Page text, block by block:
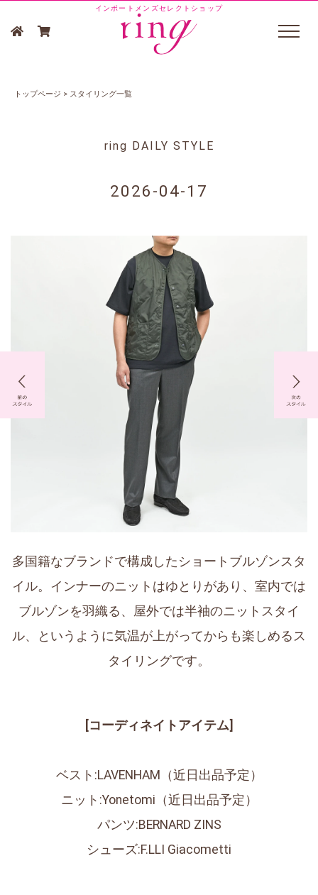
インポートメンズセレクトショップ
トップページ > スタイリング一覧
ring DAILY STYLE
2026-04-17
多国籍なブランドで構成したショートブルゾンスタ
イル。インナーのニットはゆとりがあり、室内では
ブルゾンを羽織る、屋外では半袖のニットスタイ
ル、というように気温が上がってからも楽しめるス
タイリングです。
[コーディネイトアイテム]
ベスト:LAVENHAM（近日出品予定）
ニット:Yonetomi（近日出品予定）
パンツ:BERNARD ZINS
シューズ:F.LLI Giacometti